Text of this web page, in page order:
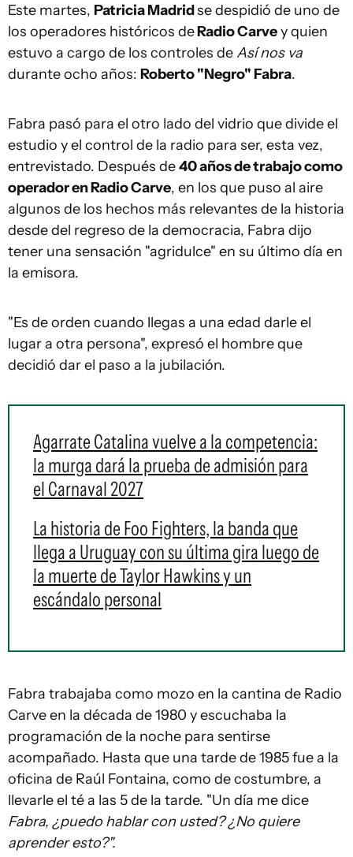
Este martes, Patricia Madridse despidió de uno de
los operadores históricos deRadio Carvey quien
estuvo a cargo de los controles deAsí nos va
durante ocho años: Roberto "Negro" Fabra.
Fabra pasó para el otro lado del vidrio que divide el
estudio y el control de la radio para ser, esta vez,
entrevistado. Después de40 años de trabajo como
operador en Radio Carve, en los que puso al aire
algunos de los hechos más relevantes de la historia
desde del regreso de la democracia, Fabra dijo
tener una sensación "agridulce" en su último día en
la emisora.
"Es de orden cuando llegas a una edad darle el
lugar a otra persona", expresó el hombre que
decidió dar el paso a la jubilación.
Agarrate Catalina vuelve a la competencia:
la murga dará la prueba de admisión para
el Carnaval 2027
La historia de Foo Fighters, la banda que
llega a Uruguay con su última gira luego de
la muerte de Taylor Hawkins y un
escándalo personal
Fabra trabajaba como mozo en la cantina de Radio
Carve en la década de 1980 y escuchaba la
programación de la noche para sentirse
acompañado. Hasta que una tarde de 1985 fue a la
oficina de Raúl Fontaina, como de costumbre, a
llevarle el té a las 5 de la tarde. "Un día me dice
Fabra, ¿puedo hablar con usted? ¿No quiere
aprender esto?".